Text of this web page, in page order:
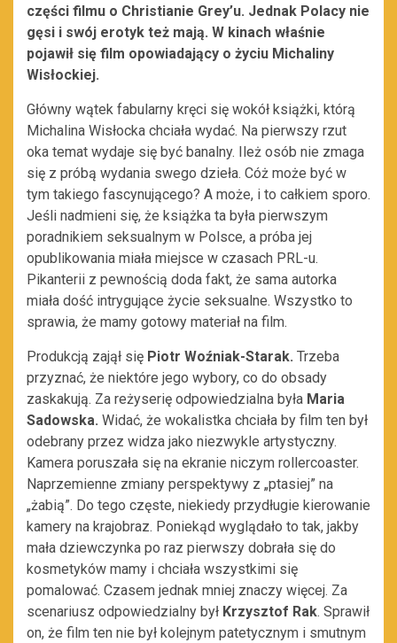
części filmu o Christianie Grey’u. Jednak Polacy nie
gęsi i swój erotyk też mają. W kinach właśnie
pojawił się film opowiadający o życiu Michaliny
Wisłockiej.
Główny wątek fabularny kręci się wokół książki, którą
Michalina Wisłocka chciała wydać. Na pierwszy rzut
oka temat wydaje się być banalny. Ileż osób nie zmaga
się z próbą wydania swego dzieła. Cóż może być w
tym takiego fascynującego? A może, i to całkiem sporo.
Jeśli nadmieni się, że książka ta była pierwszym
poradnikiem seksualnym w Polsce, a próba jej
opublikowania miała miejsce w czasach PRL-u.
Pikanterii z pewnością doda fakt, że sama autorka
miała dość intrygujące życie seksualne. Wszystko to
sprawia, że mamy gotowy materiał na film.
Produkcją zajął się Piotr Woźniak-Starak. Trzeba
przyznać, że niektóre jego wybory, co do obsady
zaskakują. Za reżyserię odpowiedzialna była Maria
Sadowska. Widać, że wokalistka chciała by film ten był
odebrany przez widza jako niezwykle artystyczny.
Kamera poruszała się na ekranie niczym rollercoaster.
Naprzemienne zmiany perspektywy z „ptasiej” na
„żabią”. Do tego częste, niekiedy przydługie kierowanie
kamery na krajobraz. Poniekąd wyglądało to tak, jakby
mała dziewczynka po raz pierwszy dobrała się do
kosmetyków mamy i chciała wszystkimi się
pomalować. Czasem jednak mniej znaczy więcej. Za
scenariusz odpowiedzialny był Krzysztof Rak. Sprawił
on, że film ten nie był kolejnym patetycznym i smutnym